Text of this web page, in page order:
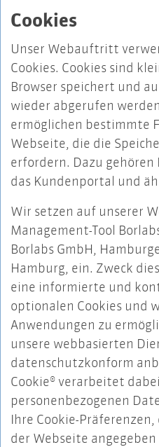
Cookies
Unser Webauftritt
Cookies. Cookies sind
Browser speichert und
wieder abgerufen
ermöglichen bestimmte
Webseite, die die
erfordern. Dazu
das Kundenportal und
Wir setzen auf unserer
Management-Tool
Borlabs GmbH,
Hamburg, ein. Zweck
eine informierte und
optionalen Cookies und
Anwendungen zu
unsere webbasierten
datenschutzkonform
Cookie® verarbeitet
personenbezogenen
Ihre Cookie-
der Webseite